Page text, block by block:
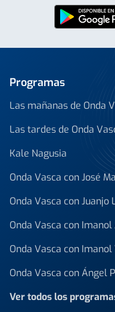
Programas
Las mañanas de Onda
Las tardes de Onda
Kale Nagusia
Onda Vasca con José
Onda Vasca con
Onda Vasca con
Onda Vasca con
Onda Vasca con Ángel
Ver todos los